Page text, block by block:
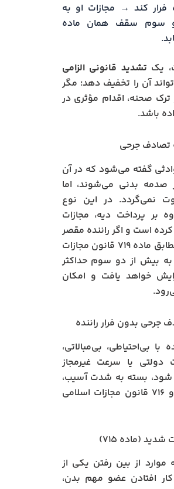
فرار کند → مجازات او به
سوم سقف همان ماده
یک تشدید قانونی الزامی
آن را تخفیف دهد؛ مگر
ترک صحنه، اقدام مؤثری در
باشد.
تصادف جرحی
گفته می‌شود که در آن
صدمه بدنی می‌شوند، اما
نمی‌گردد. در این نوع
بر پرداخت دیه، مجازات
است و اگر راننده مقصر
از صحنه فرار کند، مطابق ماده ۷۱۹ قانون مجازات
به بیش از دو سوم حداکثر
خواهد یافت و امکان
جرحی بدون فرار راننده
بی‌احتیاطی، بی‌مبالاتی،
دولتی یا سرعت غیرمجاز
بسته به شدت آسیب،
مشمول مواد ۷۱۵ و ۷۱۶ قانون مجازات اسلامی
(ماده ۷۱۵)
موارد از بین رفتن یکی از
افتادن عضو مهم بدن،